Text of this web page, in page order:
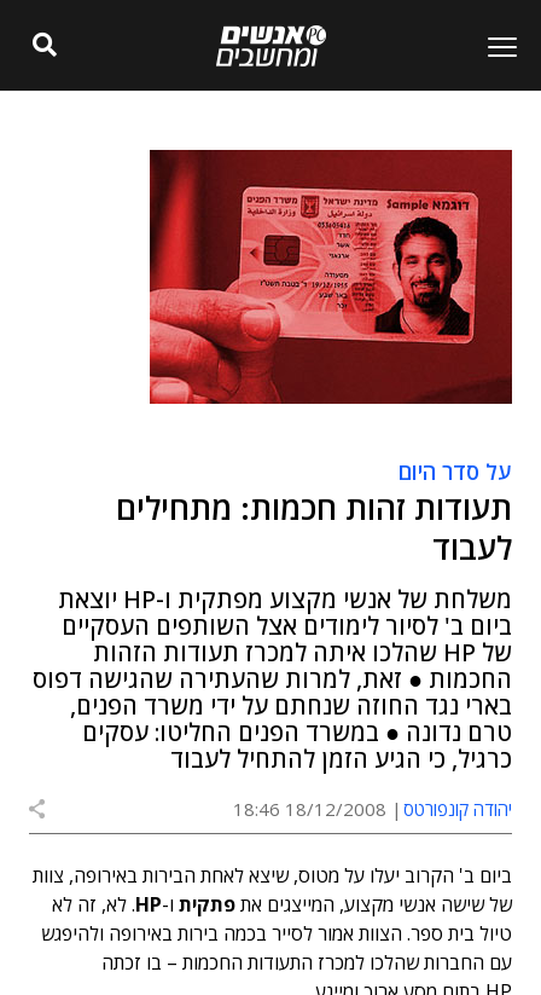
על סדר היום
תעודות זהות חכמות: מתחילים
לעבוד
משלחת של אנשי מקצוע מפתקית ו-HP יוצאת
ביום ב' לסיור לימודים אצל השותפים העסקיים
של HP שהלכו איתה למכרז תעודות הזהות
החכמות ● זאת, למרות שהעתירה שהגישה דפוס
בארי נגד החוזה שנחתם על ידי משרד הפנים,
טרם נדונה ● במשרד הפנים החליטו: עסקים
כרגיל, כי הגיע הזמן להתחיל לעבוד
יהודה קונפורטס 18/12/2008 18:46
ביום ב' הקרוב יעלו על מטוס, שיצא לאחת הבירות באירופה, צוות
של שישה אנשי מקצוע, המייצגים אתפתקית ו-HP. לא, זה לא
טיול בית ספר. הצוות אמור לסייר בכמה בירות באירופה ולהיפגש
עם החברות שהלכו למכרז התעודות החכמות – בו זכתה